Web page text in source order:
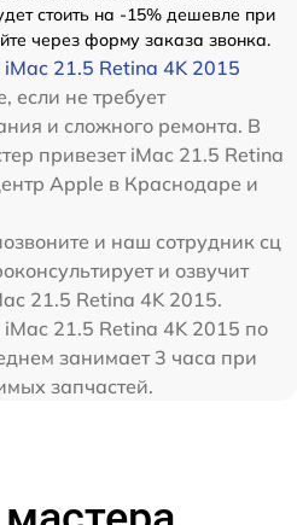
стоить на -15% дешевле при
через форму заказа звонка.
21.5 Retina 4K 2015
если не требует
и сложного ремонта. В
привезет iMac 21.5 Retina
Apple в Краснодаре и
и наш сотрудник сц
и озвучит
21.5 Retina 4K 2015.
21.5 Retina 4K 2015 по
занимает 3 часа при
запчастей.